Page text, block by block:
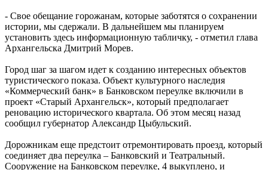
- Свое обещание горожанам, которые заботятся о сохранении
истории, мы сдержали. В дальнейшем мы планируем
установить здесь информационную табличку, - отметил глава
Архангельска Дмитрий Морев.
Город шаг за шагом идет к созданию интересных объектов
туристического показа. Объект культурного наследия
«Коммерческий банк» в Банковском переулке включили в
проект «Старый Архангельск», который предполагает
реновацию исторического квартала. Об этом месяц назад
сообщил губернатор Александр Цыбульский.
Дорожникам еще предстоит отремонтировать проезд, который
соединяет два переулка – Банковский и Театральный.
Сооружение на Банковском переулке, 4 выкуплено, и